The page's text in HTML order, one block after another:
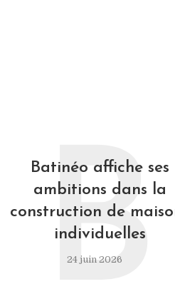
Batinéo affiche ses
ambitions dans la
construction de
individuelles
24 juin 2026
B